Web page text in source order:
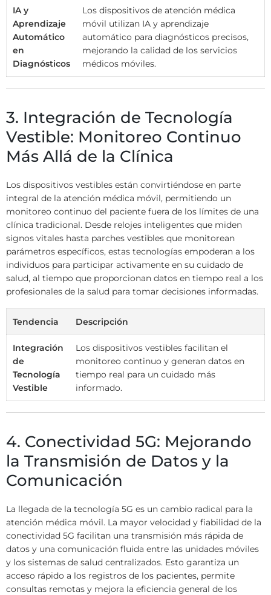
IA y
Aprendizaje
Automático
en
Diagnósticos
Los dispositivos de atención médica
móvil utilizan IA y aprendizaje
automático para diagnósticos precisos,
mejorando la calidad de los servicios
médicos móviles.
3. Integración de Tecnología
Vestible: Monitoreo Continuo
Más Allá de la Clínica
Los dispositivos vestibles están convirtiéndose en parte
integral de la atención médica móvil, permitiendo un
monitoreo continuo del paciente fuera de los límites de una
clínica tradicional. Desde relojes inteligentes que miden
signos vitales hasta parches vestibles que monitorean
parámetros específicos, estas tecnologías empoderan a los
individuos para participar activamente en su cuidado de
salud, al tiempo que proporcionan datos en tiempo real a los
profesionales de la salud para tomar decisiones informadas.
Tendencia Descripción
Integración
de
Tecnología
Vestible
Los dispositivos vestibles facilitan el
monitoreo continuo y generan datos en
tiempo real para un cuidado más
informado.
4. Conectividad 5G: Mejorando
la Transmisión de Datos y la
Comunicación
La llegada de la tecnología 5G es un cambio radical para la
atención médica móvil. La mayor velocidad y fiabilidad de la
conectividad 5G facilitan una transmisión más rápida de
datos y una comunicación fluida entre las unidades móviles
y los sistemas de salud centralizados. Esto garantiza un
acceso rápido a los registros de los pacientes, permite
consultas remotas y mejora la eficiencia general de los